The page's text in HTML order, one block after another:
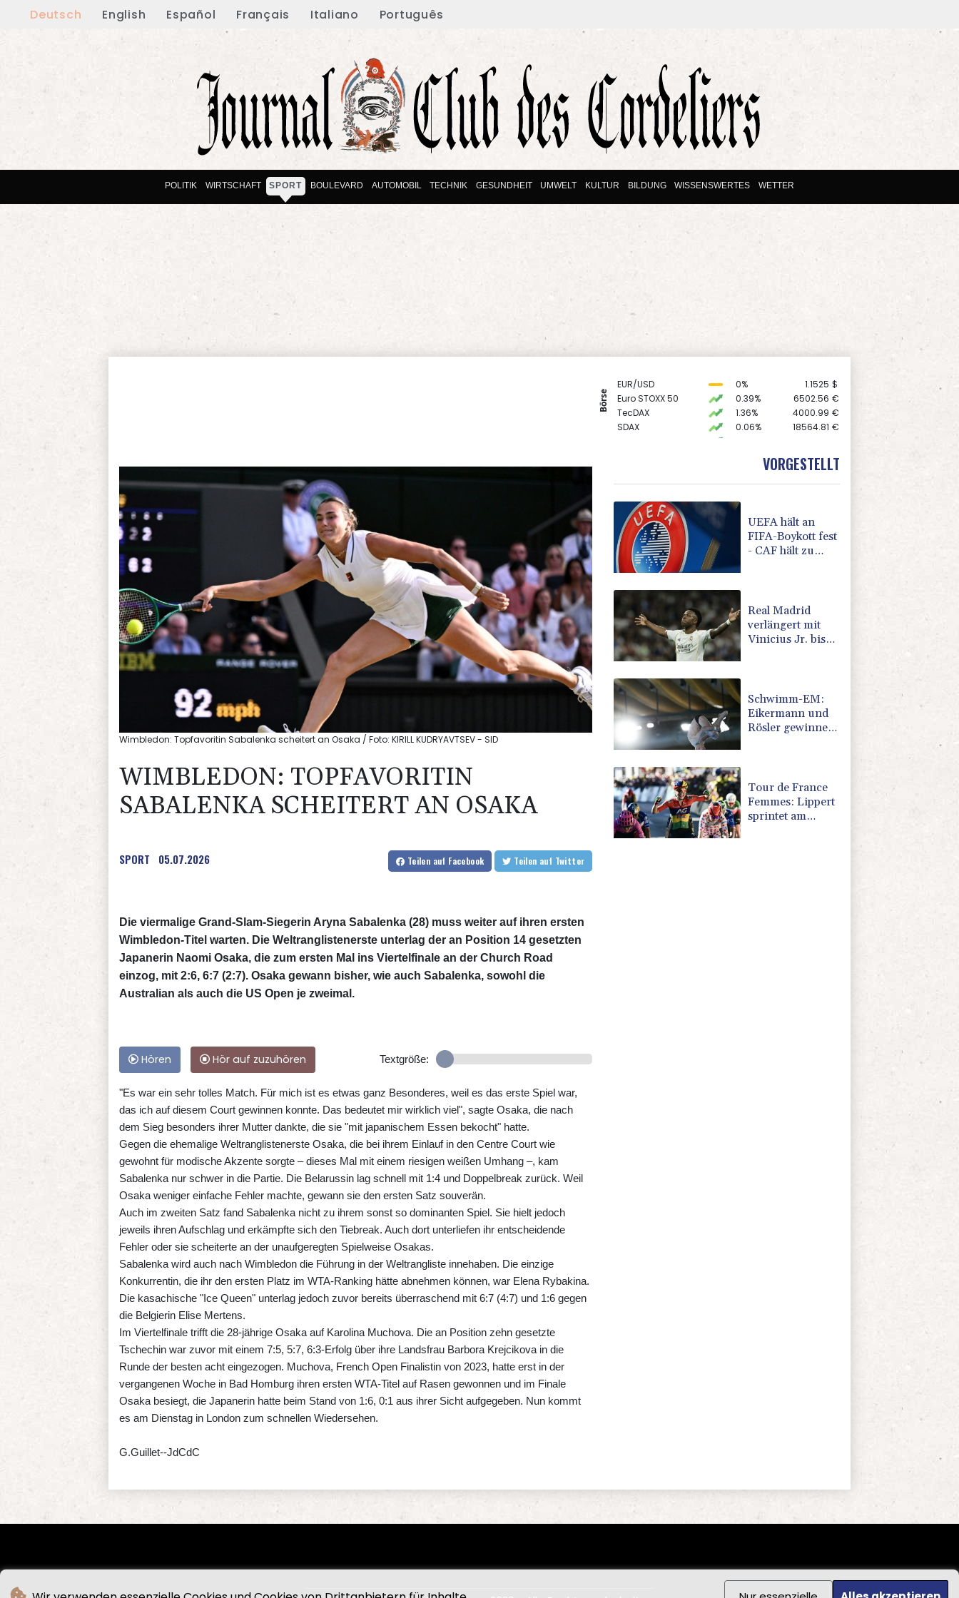
Deutsch English Español Français Italiano Português
POLITIK WIRTSCHAFT SPORT BOULEVARD AUTOMOBIL TECHNIK GESUNDHEIT UMWELT KULTUR BILDUNG WISSENSWERTES WETTER
Börse
EUR/USD 0% 1.1525 $
Euro STOXX 50
0.39% 6502.56 €
TecDAX
1.36% 4000.99 €
SDAX
0.06% 18564.81 €
26140.13 €
4302.4 $
Wimbledon: Topfavoritin Sabalenka scheitert an Osaka / Foto: KIRILL KUDRYAVTSEV - SID
WIMBLEDON: TOPFAVORITIN
SABALENKA SCHEITERT AN OSAKA
SPORT 05.07.2026 Teilen auf Facebook Teilen auf Twitter
Die viermalige Grand-Slam-Siegerin Aryna Sabalenka (28) muss weiter auf ihren ersten
Wimbledon-Titel warten. Die Weltranglistenerste unterlag der an Position 14 gesetzten
Japanerin Naomi Osaka, die zum ersten Mal ins Viertelfinale an der Church Road
einzog, mit 2:6, 6:7 (2:7). Osaka gewann bisher, wie auch Sabalenka, sowohl die
Australian als auch die US Open je zweimal.
Hören Hör auf zuzuhören Textgröße:
"Es war ein sehr tolles Match. Für mich ist es etwas ganz Besonderes, weil es das erste Spiel war,
das ich auf diesem Court gewinnen konnte. Das bedeutet mir wirklich viel", sagte Osaka, die nach
dem Sieg besonders ihrer Mutter dankte, die sie "mit japanischem Essen bekocht" hatte.
Gegen die ehemalige Weltranglistenerste Osaka, die bei ihrem Einlauf in den Centre Court wie
gewohnt für modische Akzente sorgte – dieses Mal mit einem riesigen weißen Umhang –, kam
Sabalenka nur schwer in die Partie. Die Belarussin lag schnell mit 1:4 und Doppelbreak zurück. Weil
Osaka weniger einfache Fehler machte, gewann sie den ersten Satz souverän.
Auch im zweiten Satz fand Sabalenka nicht zu ihrem sonst so dominanten Spiel. Sie hielt jedoch
jeweils ihren Aufschlag und erkämpfte sich den Tiebreak. Auch dort unterliefen ihr entscheidende
Fehler oder sie scheiterte an der unaufgeregten Spielweise Osakas.
Sabalenka wird auch nach Wimbledon die Führung in der Weltrangliste innehaben. Die einzige
Konkurrentin, die ihr den ersten Platz im WTA-Ranking hätte abnehmen können, war Elena Rybakina.
Die kasachische "Ice Queen" unterlag jedoch zuvor bereits überraschend mit 6:7 (4:7) und 1:6 gegen
die Belgierin Elise Mertens.
Im Viertelfinale trifft die 28-jährige Osaka auf Karolina Muchova. Die an Position zehn gesetzte
Tschechin war zuvor mit einem 7:5, 5:7, 6:3-Erfolg über ihre Landsfrau Barbora Krejcikova in die
Runde der besten acht eingezogen. Muchova, French Open Finalistin von 2023, hatte erst in der
vergangenen Woche in Bad Homburg ihren ersten WTA-Titel auf Rasen gewonnen und im Finale
Osaka besiegt, die Japanerin hatte beim Stand von 1:6, 0:1 aus ihrer Sicht aufgegeben. Nun kommt
es am Dienstag in London zum schnellen Wiedersehen.
G.Guillet--JdCdC
VORGESTELLT
UEFA hält an
FIFA-Boykott fest
- CAF hält zu
Real Madrid
verlängert mit
Vinicius Jr. bis
Schwimm-EM:
Eikermann und
Rösler gewinnen
Tour de France
Femmes: Lippert
sprintet am